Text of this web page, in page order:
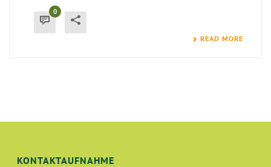
0
READ MORE
KONTAKTAUFNAHME